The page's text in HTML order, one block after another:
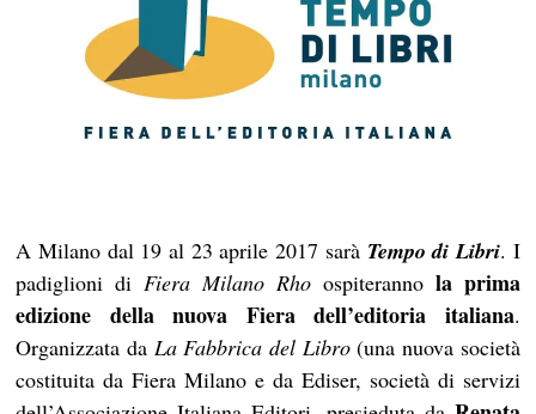
A Milano dal 19 al 23 aprile 2017 sarà Tempo di Libri. I
padiglioni diFiera Milano Rhoospiterannola prima
edizione della nuova Fiera dell’editoria italiana.
Organizzata da La Fabbrica del Libro(una nuova società
costituita da Fiera Milano e da Ediser, società di servizi